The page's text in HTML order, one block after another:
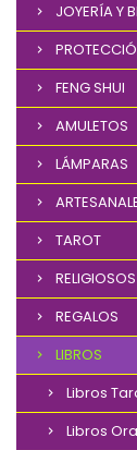
JOYERÍA Y
FENG SHUI
AMULETOS
LÁMPARAS
TAROT
RELIGIOSOS
REGALOS
LIBROS
Libros
Libros